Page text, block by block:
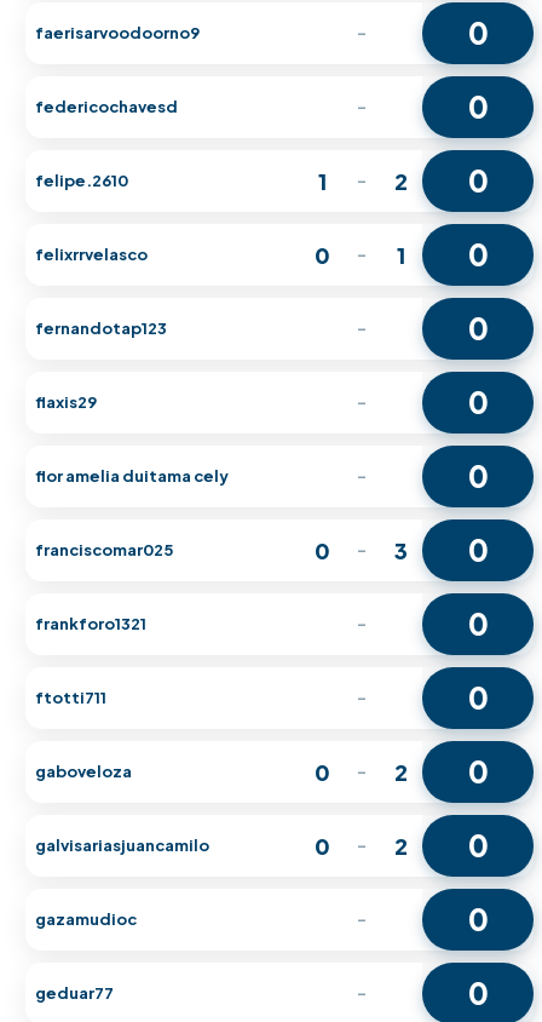
faerisarvoodoorno9 - 0
federicochavesd - 0
felipe.2610 1 - 2 0
felixrrvelasco 0 - 1 0
fernandotap123 - 0
flaxis29 - 0
flor amelia duitama cely - 0
franciscomar025 0 - 3 0
frankforo1321 - 0
ftotti711 - 0
gaboveloza 0 - 2 0
galvisariasjuancamilo 0 - 2 0
gazamudioc - 0
geduar77 - 0